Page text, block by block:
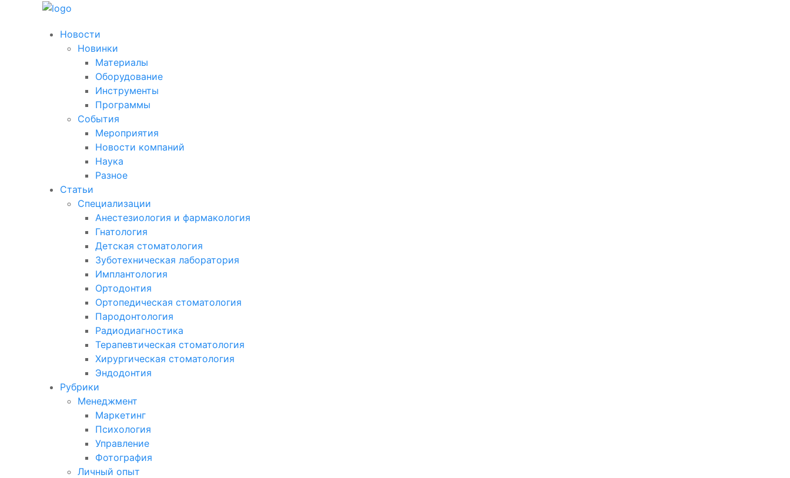
Новости
Новинки
Материалы
Оборудование
Инструменты
Программы
События
Мероприятия
Новости компаний
Наука
Разное
Статьи
Специализации
Анестезиология и фармакология
Гнатология
Детская стоматология
Зуботехническая лаборатория
Имплантология
Ортодонтия
Ортопедическая стоматология
Пародонтология
Радиодиагностика
Терапевтическая стоматология
Хирургическая стоматология
Эндодонтия
Рубрики
Менеджмент
Маркетинг
Психология
Управление
Фотография
Личный опыт